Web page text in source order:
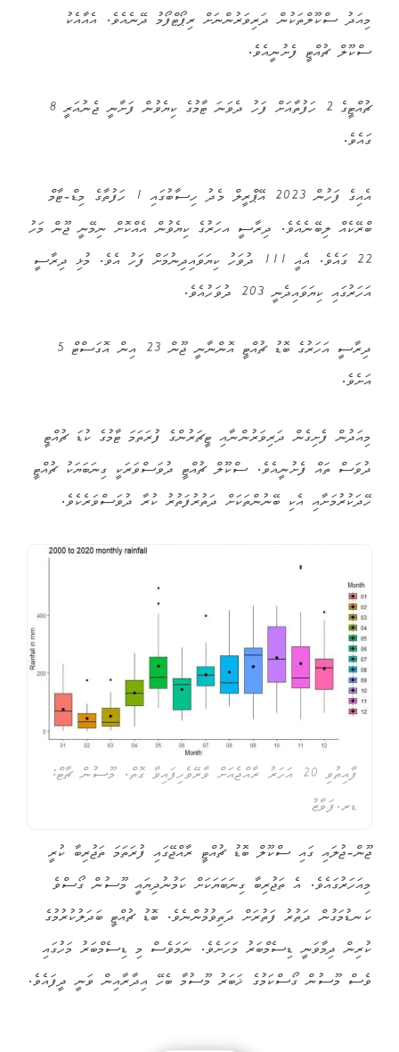
މިއަދު ސްކޫލްތަކުން ދަރިވަރުންނަށް ރިޕޯޓްފޯމު ދޭނެއެވެ. އެއާއެކު
ސްކޫލް ޗުއްޓީ ފެށުނީއެވެ.
ޗުއްޓީގެ 2 ހަފުތާއަށް ފަހު ދެވަނަ ޓާމުގެ ކިޔެވުން ފަށާނީ ޖެނުއަރީ 8
ގައެވެ.
އެއިގެ ފަހުން 2023 އޭޕްރީލް މެދު ހިސާބުގައި 1 ހަފުތާގެ މިޑް-ޓާމް
ބްރޭކެއް ލިބޭނެއެވެ. ދިރާސީ އހަރުގެ ކިޔެވުން އެއްކޮށް ނިމޭނީ ޖޫން މަހު
22 ގައެވެ. އެއީ 111 ދުވަހު ކިޔަވައިދިނުމަށް ފަހު އެވެ. މުޅި ދިރާސީ
އަހަރުގައި ކިޔަވައިދެނީ 203 ދުވަހުއެވެ.
ދިރާސީ އަހަރުގެ ބޮޑު ޗުއްޓީ އޮންނާނީ ޖޫން 23 އިން އޮގަސްޓް 5
އަށެވެ.
މިއަދުން ފެށިގެން ދަރިވަރުންނާއި ޓީޗަރުންގެ ފުރަތަމަ ޓާމުގެ ކުޑަ ޗުއްޓީ
ދުވަސް ތައް ފެށުނީއެވެ. ސްކޫލް ޗުއްޓީ ދުވަސްވަރަކީ ގިނަބަޔަކު ޗުއްޓީ
ހޭދަކުރުމަށާއި އެކި ބޭނުންތަކަށް ދަތުރުފަތުރު ކުރާ ދުވަސްވަރެކެވެ.
ފާއިތުވި 20 އަހަރު ރާއްޖެއަށް ވާރޭވެހިފައިވާ ގޮތް. މޫސުން ޗާޓް:
ޑރ.ފަވާޒު
ޖޫން-ޖުލައި ގައި ސްކޫލް ބޮޑު ޗުއްޓީ ރާއްޖޭގައި ފުރަތަމަ ތަޖުރިބާ ކުރީ
މިއަހަރުގައެވެ. އެ ތަޖުރިބާ ގިނަބަޔަކަށް ކަމުނުދިޔައީ މޫސުން ގޯސްވެ
ކަނޑުމަގުން ދަތުރު ފަތުރަށް ދަތިވުމުންނެވެ. ބޮޑު ޗުއްޓީ ބަދަލުކުރުމުގެ
ކުރިން ދިމާވަނީ ޑިސެމްބަރު މަހަށެވެ. ނަމަވެސް މި ޑިސެމްބަރު މަހުގައި
ވެސް މޫސުން ގޯސްކަމުގެ ޚަބަރު މޫސުމާ ބެހޭ އިދާރާއިން ވަނީ ދީފައެވެ.